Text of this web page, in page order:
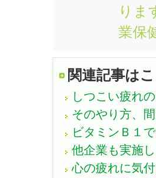
りま
業保
関連記事は
しつこい疲れ
そのやり方、
ビタミンＢ１
他企業も実施
心の疲れに気